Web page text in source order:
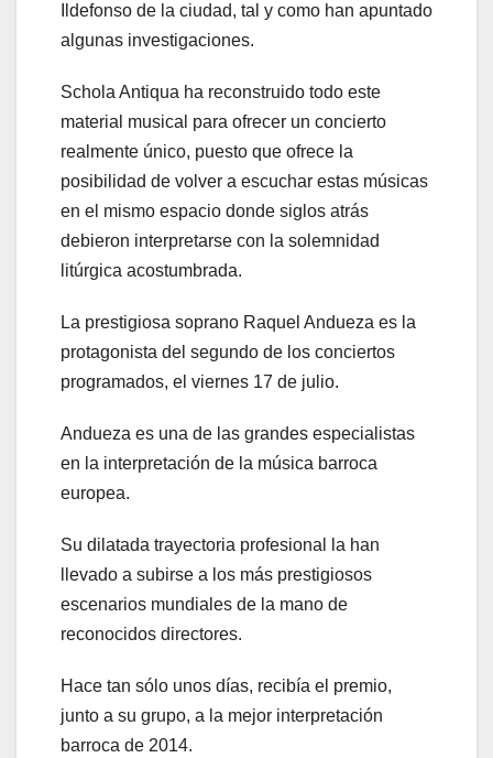
Ildefonso de la ciudad, tal y como han apuntado
algunas investigaciones.
Schola Antiqua ha reconstruido todo este
material musical para ofrecer un concierto
realmente único, puesto que ofrece la
posibilidad de volver a escuchar estas músicas
en el mismo espacio donde siglos atrás
debieron interpretarse con la solemnidad
litúrgica acostumbrada.
La prestigiosa soprano Raquel Andueza es la
protagonista del segundo de los conciertos
programados, el viernes 17 de julio.
Andueza es una de las grandes especialistas
en la interpretación de la música barroca
europea.
Su dilatada trayectoria profesional la han
llevado a subirse a los más prestigiosos
escenarios mundiales de la mano de
reconocidos directores.
Hace tan sólo unos días, recibía el premio,
junto a su grupo, a la mejor interpretación
barroca de 2014.